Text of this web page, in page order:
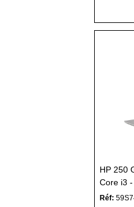
HP 250
Core i3
SSD
Réf: